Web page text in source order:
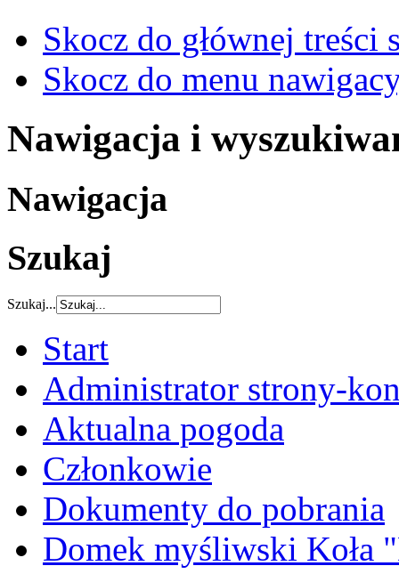
Skocz do głównej treści
Skocz do menu
Nawigacja i
Nawigacja
Szukaj
Szukaj...
Start
Administrator strony-
Aktualna pogoda
Członkowie
Dokumenty do pobrania
Domek myśliwski Koła